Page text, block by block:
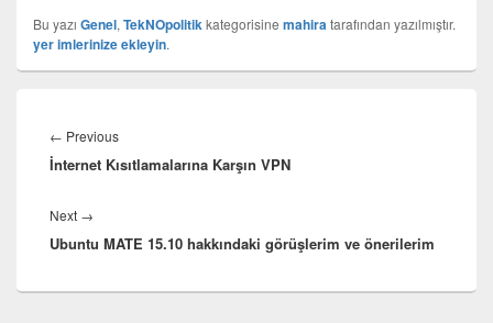
Bu yazı Genel, TekNOpolitikkategorisine mahiratarafından yazılmıştır.
yer imlerinize ekleyin.
gezinmesi
← PreviousPrevious
post:
İnternet Kısıtlamalarına Karşın VPN
Next →
post:
Ubuntu MATE 15.10 hakkındaki görüşlerim ve önerilerim